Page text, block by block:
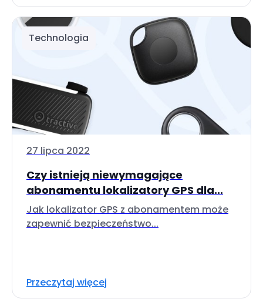
Technologia
27 lipca 2022
Czy istnieją niewymagające
abonamentu lokalizatory GPS dla...
Jak lokalizator GPS z abonamentem może
zapewnić bezpieczeństwo...
Przeczytaj więcej